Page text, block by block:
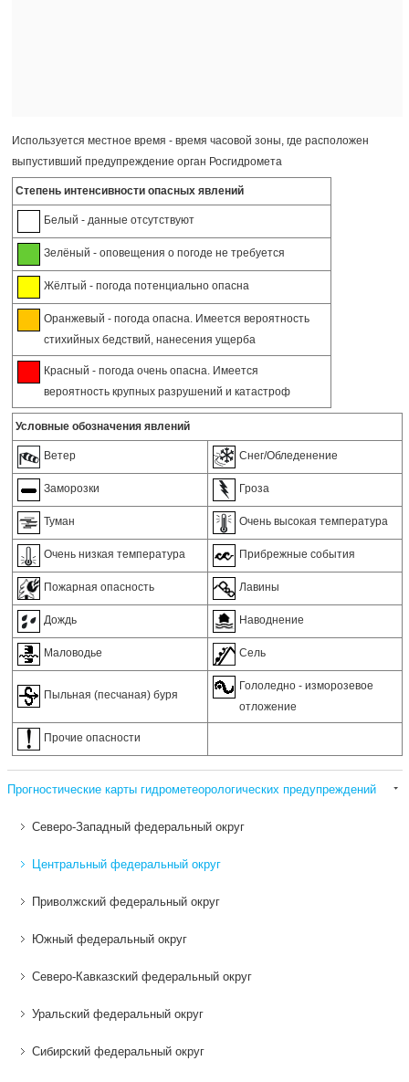
Используется местное время - время часовой зоны, где расположен
выпустивший предупреждение орган Росгидромета
Степень интенсивности опасных явлений
Белый - данные отсутствуют
Зелёный - оповещения о погоде не требуется
Жёлтый - погода потенциально опасна
Оранжевый - погода опасна. Имеется вероятность
стихийных бедствий, нанесения ущерба
Красный - погода очень опасна. Имеется
вероятность крупных разрушений и катастроф
Условные обозначения явлений
Ветер Снег/Обледенение
Заморозки Гроза
Туман Очень высокая температура
Очень низкая температура Прибрежные события
Пожарная опасность Лавины
Дождь Наводнение
Маловодье Сель
Пыльная (песчаная) буря
Гололедно - изморозевое
отложение
Прочие опасности
Прогностические карты гидрометеорологических предупреждений
Северо-Западный федеральный округ
Центральный федеральный округ
Приволжский федеральный округ
Южный федеральный округ
Северо-Кавказский федеральный округ
Уральский федеральный округ
Сибирский федеральный округ